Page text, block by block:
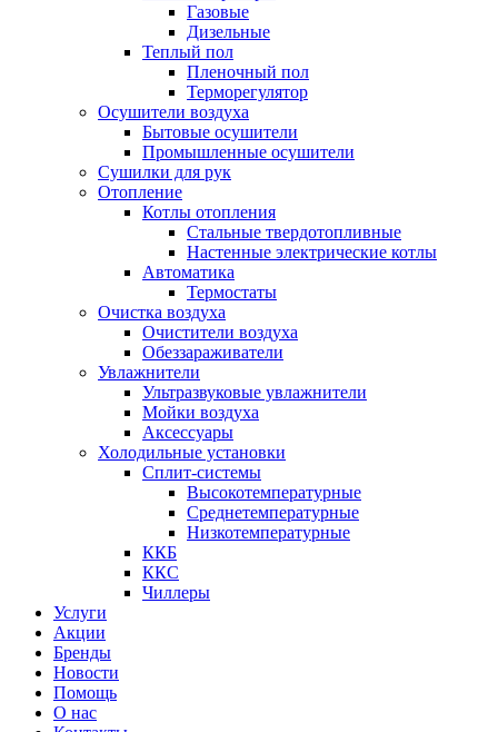
Газовые
Дизельные
Теплый пол
Пленочный пол
Терморегулятор
Осушители воздуха
Бытовые осушители
Промышленные осушители
Сушилки для рук
Отопление
Котлы отопления
Стальные твердотопливные
Настенные электрические котлы
Автоматика
Термостаты
Очистка воздуха
Очистители воздуха
Обеззараживатели
Увлажнители
Ультразвуковые увлажнители
Мойки воздуха
Аксессуары
Холодильные установки
Сплит-системы
Высокотемпературные
Среднетемпературные
Низкотемпературные
ККБ
ККС
Чиллеры
Услуги
Акции
Бренды
Новости
Помощь
О нас